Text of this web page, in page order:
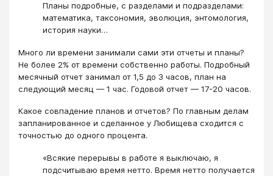
Планы подробные, с разделами и подразделами:
матема­тика, таксономия, эволюция, энтомология,
история науки…
Много ли времени занимали сами эти отчеты и планы?
Не более 2% от времени собственно работы. Подробный
месячный отчет занимал от 1,5 до 3 часов, план на
следующий месяц — 1 час. Годовой отчет — 17-20 часов.
Какое совпадение планов и отчетов? По главным делам
запланированное и сделанное у Любищева сходится с
точностью до одного процента.
«Всякие перерывы в работе я выключаю, я
подсчитываю время нетто. Время нетто получается